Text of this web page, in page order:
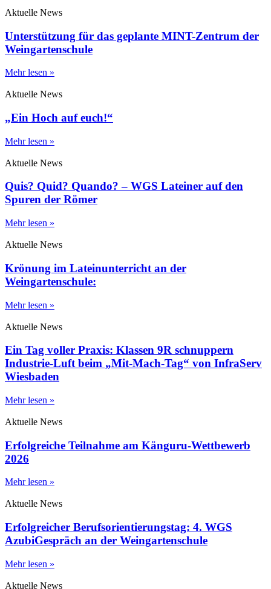
Aktuelle News
Unterstützung für das geplante MINT-Zentrum der
Weingartenschule
Mehr lesen »
Aktuelle News
„Ein Hoch auf euch!“
Mehr lesen »
Aktuelle News
Quis? Quid? Quando? – WGS Lateiner auf den
Spuren der Römer
Mehr lesen »
Aktuelle News
Krönung im Lateinunterricht an der
Weingartenschule:
Mehr lesen »
Aktuelle News
Ein Tag voller Praxis: Klassen 9R schnuppern
Industrie-Luft beim „Mit-Mach-Tag“ von InfraServ
Wiesbaden
Mehr lesen »
Aktuelle News
Erfolgreiche Teilnahme am Känguru-Wettbewerb
2026
Mehr lesen »
Aktuelle News
Erfolgreicher Berufsorientierungstag: 4. WGS
AzubiGespräch an der Weingartenschule
Mehr lesen »
Aktuelle News